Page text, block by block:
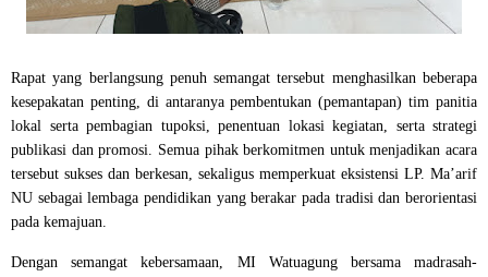
Rapat yang berlangsung penuh semangat tersebut menghasilkan beberapa
kesepakatan penting, di antaranya pembentukan (pemantapan) tim panitia
lokal serta pembagian tupoksi, penentuan lokasi kegiatan, serta strategi
publikasi dan promosi. Semua pihak berkomitmen untuk menjadikan acara
tersebut sukses dan berkesan, sekaligus memperkuat eksistensi LP. Ma’arif
NU sebagai lembaga pendidikan yang berakar pada tradisi dan berorientasi
pada kemajuan.
Dengan semangat kebersamaan, MI Watuagungbersama madrasah-